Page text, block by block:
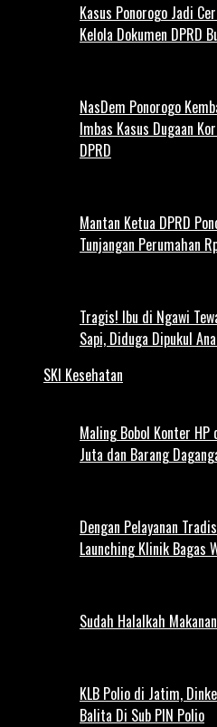
Kasus Ponorogo Jadi
Kelola Dokumen DPRD
NasDem Ponorogo
Imbas Kasus Dugaan
DPRD
Mantan Ketua DPRD
Tunjangan Perumahan
Tragis! Ibu di Ngawi
Sapi, Diduga Dipukul
SKI Kesehatan
Maling Bobol Konter HP
Juta dan Barang
Dengan Pelayanan
Launching Klinik Bagas
Sudah Halalkah
KLB Polio di Jatim,
Balita Di Sub PIN Polio